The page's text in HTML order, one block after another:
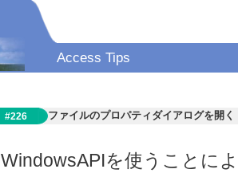
Access Tips
#226 ファイルのプロパティダイアログを開く
WindowsAPIを使うことに